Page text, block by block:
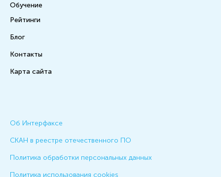
Обучение
Рейтинги
Блог
Контакты
Карта сайта
Об Интерфаксе
СКАН в реестре отечественного ПО
Политика обработки персональных данных
Политика использования cookies